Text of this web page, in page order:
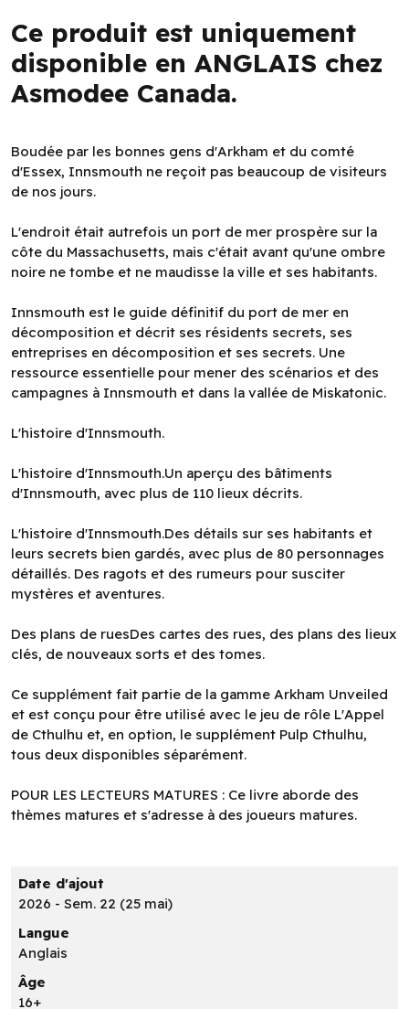
Ce produit est uniquement
disponible en ANGLAIS chez
Asmodee Canada.
Boudée par les bonnes gens d'Arkham et du comté
d'Essex, Innsmouth ne reçoit pas beaucoup de visiteurs
de nos jours.
L'endroit était autrefois un port de mer prospère sur la
côte du Massachusetts, mais c'était avant qu'une ombre
noire ne tombe et ne maudisse la ville et ses habitants.
Innsmouth est le guide définitif du port de mer en
décomposition et décrit ses résidents secrets, ses
entreprises en décomposition et ses secrets. Une
ressource essentielle pour mener des scénarios et des
campagnes à Innsmouth et dans la vallée de Miskatonic.
L'histoire d'Innsmouth.
L'histoire d'Innsmouth.Un aperçu des bâtiments
d'Innsmouth, avec plus de 110 lieux décrits.
L'histoire d'Innsmouth.Des détails sur ses habitants et
leurs secrets bien gardés, avec plus de 80 personnages
détaillés. Des ragots et des rumeurs pour susciter
mystères et aventures.
Des plans de ruesDes cartes des rues, des plans des lieux
clés, de nouveaux sorts et des tomes.
Ce supplément fait partie de la gamme Arkham Unveiled
et est conçu pour être utilisé avec le jeu de rôle L'Appel
de Cthulhu et, en option, le supplément Pulp Cthulhu,
tous deux disponibles séparément.
POUR LES LECTEURS MATURES : Ce livre aborde des
thèmes matures et s'adresse à des joueurs matures.
Date d'ajout
2026 - Sem. 22 (25 mai)
Langue
Anglais
Âge
16+